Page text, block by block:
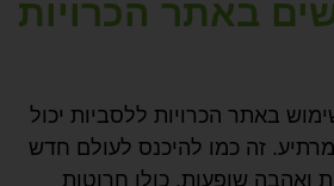
באתר הכרויות
באתר הכרויות ללסביות יכול
זה כמו להיכנס לעולם חדש
ואהבה שופעות, כולן חרוטות